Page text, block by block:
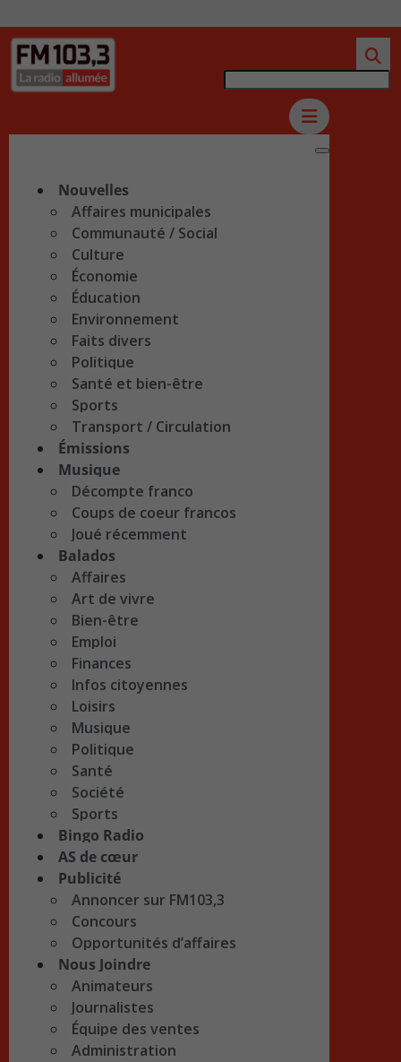
Nouvelles
Affaires municipales
Communauté / Social
Culture
Économie
Éducation
Environnement
Faits divers
Politique
Santé et bien-être
Sports
Transport / Circulation
Émissions
Musique
Décompte franco
Coups de coeur francos
Joué récemment
Balados
Affaires
Art de vivre
Bien-être
Emploi
Finances
Infos citoyennes
Loisirs
Musique
Politique
Santé
Société
Sports
Bingo Radio
AS de cœur
Publicité
Annoncer sur FM103,3
Concours
Opportunités d’affaires
Nous Joindre
Animateurs
Journalistes
Équipe des ventes
Administration